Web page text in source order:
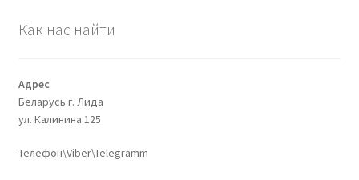
Как нас найти
Адрес
Беларусь г. Лида
ул. Калинина 125
Телефон\Viber\Telegramm